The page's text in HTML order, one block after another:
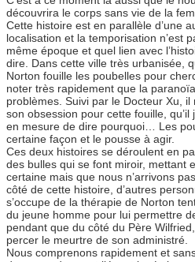
découvrira le corps sans vie de la
Cette histoire est en parallèle d’une
localisation et la temporisation n’est
même époque et quel lien avec
dire. Dans cette ville très urbanisée,
Norton fouille les poubelles pour
noter très rapidement que la
problèmes. Suivi par le Docteur Xu, il
son obsession pour cette fouille,
en mesure de dire pourquoi… Les
certaine façon et le pousse à agir.
Ces deux histoires se déroulent en
des bulles qui se font miroir, mettant
certaine mais que nous n’arrivons
côté de cette histoire, d’autres
s’occupe de la thérapie de Norton
du jeune homme pour lui permettre
pendant que du côté du Père
percer le meurtre de son administré.
Nous comprenons rapidement et